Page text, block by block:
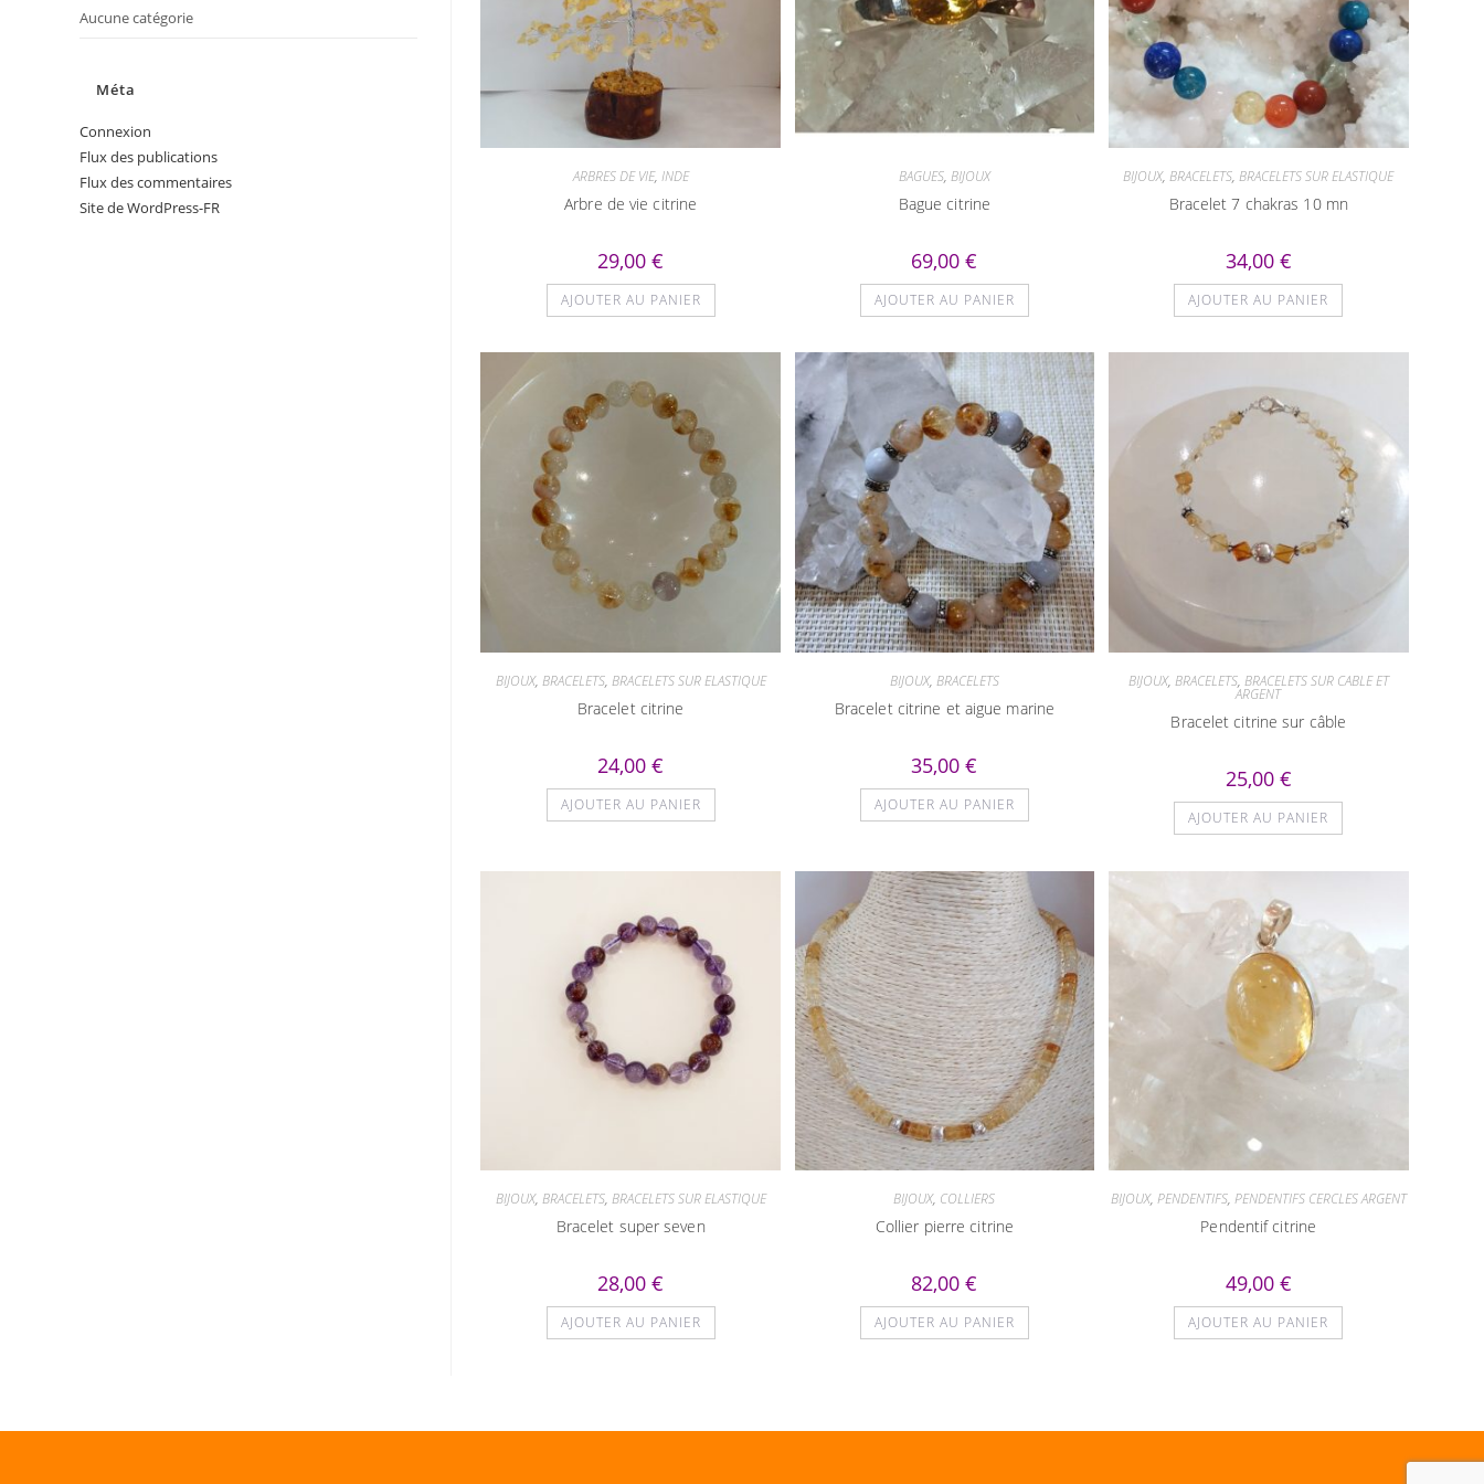
ARBRES DE VIE, INDE
Arbre de vie citrine
29,00€
AJOUTER AU PANIER
BAGUES, BIJOUX
Bague citrine
69,00€
AJOUTER AU PANIER
BIJOUX,BRACELETS,BRACELETS SUR ELASTIQUE
Bracelet 7 chakras 10 mn
34,00 €
AJOUTER AU PANIER
BIJOUX, BRACELETS, BRACELETS SUR ELASTIQUE
Bracelet citrine
24,00€
AJOUTER AU PANIER
BIJOUX, BRACELETS
Bracelet citrine et aigue marine
35,00€
AJOUTER AU PANIER
BIJOUX, BRACELETS, BRACELETS SUR CABLE ET
ARGENT
Bracelet citrine sur câble
25,00 €
AJOUTER AU PANIER
BIJOUX, BRACELETS, BRACELETS SUR ELASTIQUE
Bracelet super seven
28,00€
AJOUTER AU PANIER
BIJOUX, COLLIERS
Collier pierre citrine
82,00€
AJOUTER AU PANIER
BIJOUX, PENDENTIFS, PENDENTIFS CERCLES ARGENT
Pendentif citrine
49,00 €
AJOUTER AU PANIER
Aucune catégorie
Méta
Connexion
Flux des publications
Flux des commentaires
Site de WordPress-FR